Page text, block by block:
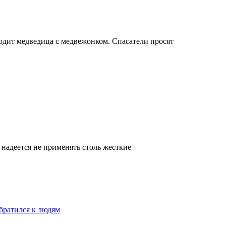
медведица с медвежонком. Спасатели просят
не применять столь жесткие
к людям